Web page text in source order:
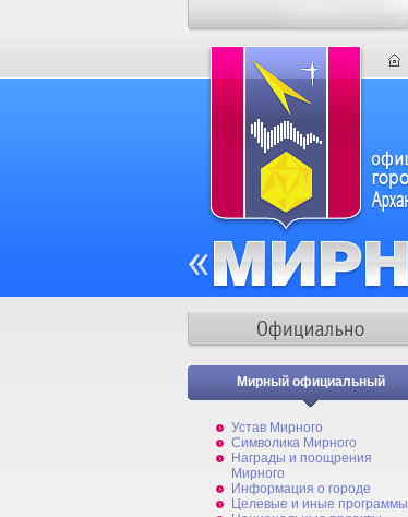
Мирный официальный
Устав Мирного
Символика Мирного
Награды и поощрения
Мирного
Информация о городе
Целевые и иные программы